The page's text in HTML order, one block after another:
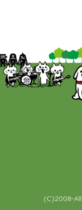
(C)2008-All